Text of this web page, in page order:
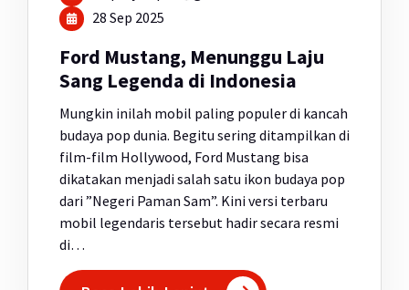
28 Sep 2025
Ford Mustang, Menunggu Laju
Sang Legenda di Indonesia
Mungkin inilah mobil paling populer di kancah
budaya pop dunia. Begitu sering ditampilkan di
film-film Hollywood, Ford Mustang bisa
dikatakan menjadi salah satu ikon budaya pop
dari ”Negeri Paman Sam”. Kini versi terbaru
mobil legendaris tersebut hadir secara resmi
di…